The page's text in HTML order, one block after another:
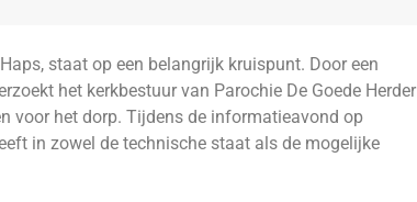
staat op een belangrijk kruispunt. Door een
het kerkbestuur van Parochie De Goede Herder
voor het dorp. Tijdens de informatieavond op
in zowel de technische staat als de mogelijke